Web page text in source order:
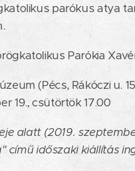
parókus atya
Parókia
(Pécs, Rákóczi u.
19., csütörtök 17.00
alatt (2019.
című időszaki kiállítás